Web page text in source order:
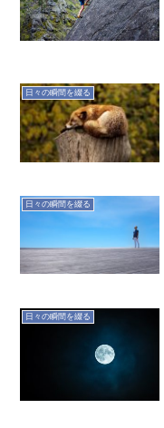
日々の瞬間を綴る
日々の瞬間を綴る
日々の瞬間を綴る